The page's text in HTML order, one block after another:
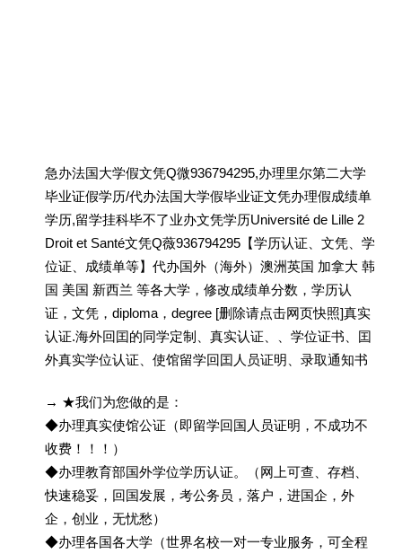
急办法国大学假文凭Q微936794295,办理里尔第二大学
毕业证假学历/代办法国大学假毕业证文凭办理假成绩单
学历,留学挂科毕不了业办文凭学历Université de Lille 2
Droit et Santé文凭Q薇936794295【学历认证、文凭、学
位证、成绩单等】代办国外（海外）澳洲英国 加拿大 韩
国 美国 新西兰 等各大学，修改成绩单分数，学历认
证，文凭，diploma，degree [删除请点击网页快照]真实
认证.海外回囯的同学定制、真实认证、、学位证书、囯
外真实学位认证、使馆留学回囯人员证明、录取通知书
→ ★我们为您做的是：
◆办理真实使馆公证（即留学回国人员证明，不成功不
收费！！！）
◆办理教育部国外学位学历认证。（网上可查、存档、
快速稳妥，回国发展，考公务员，落户，进国企，外
企，创业，无忧愁）
◆办理各国各大学（世界名校一对一专业服务，可全程